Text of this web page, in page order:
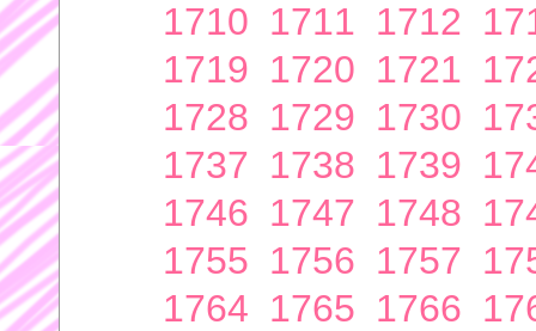
1710 1711 1712
1719 1720 1721
1728 1729 1730
1737 1738 1739
1746 1747 1748
1755 1756 1757
1764 1765 1766